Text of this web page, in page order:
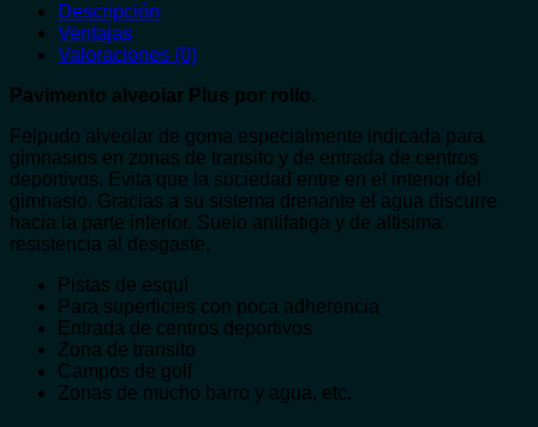
Descripción
Ventajas
Valoraciones (0)
Pavimento alveolar Plus por rollo.
Felpudo alveolar de goma especialmente indicada para
gimnasios en zonas de transito y de entrada de centros
deportivos. Evita que la suciedad entre en el interior del
gimnasio. Gracias a su sistema drenante el agua discurre
hacia la parte inferior. Suelo antifatiga y de altisima
resistencia al desgaste.
Pistas de esquí
Para superficies con poca adherencia
Entrada de centros deportivos
Zona de transito
Campos de golf
Zonas de mucho barro y agua, etc.